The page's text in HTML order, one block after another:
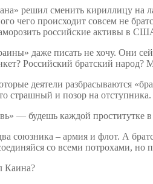
решил сменить кириллицу на
чего происходит совсем не
российские активы в
даже писать не хочу. Они
Российский братский народ?
деятели разбрасываются
страшный и позор на
— будешь каждой проститутке
союзника – армия и флот. А
со всеми потрохами, но
Каина?